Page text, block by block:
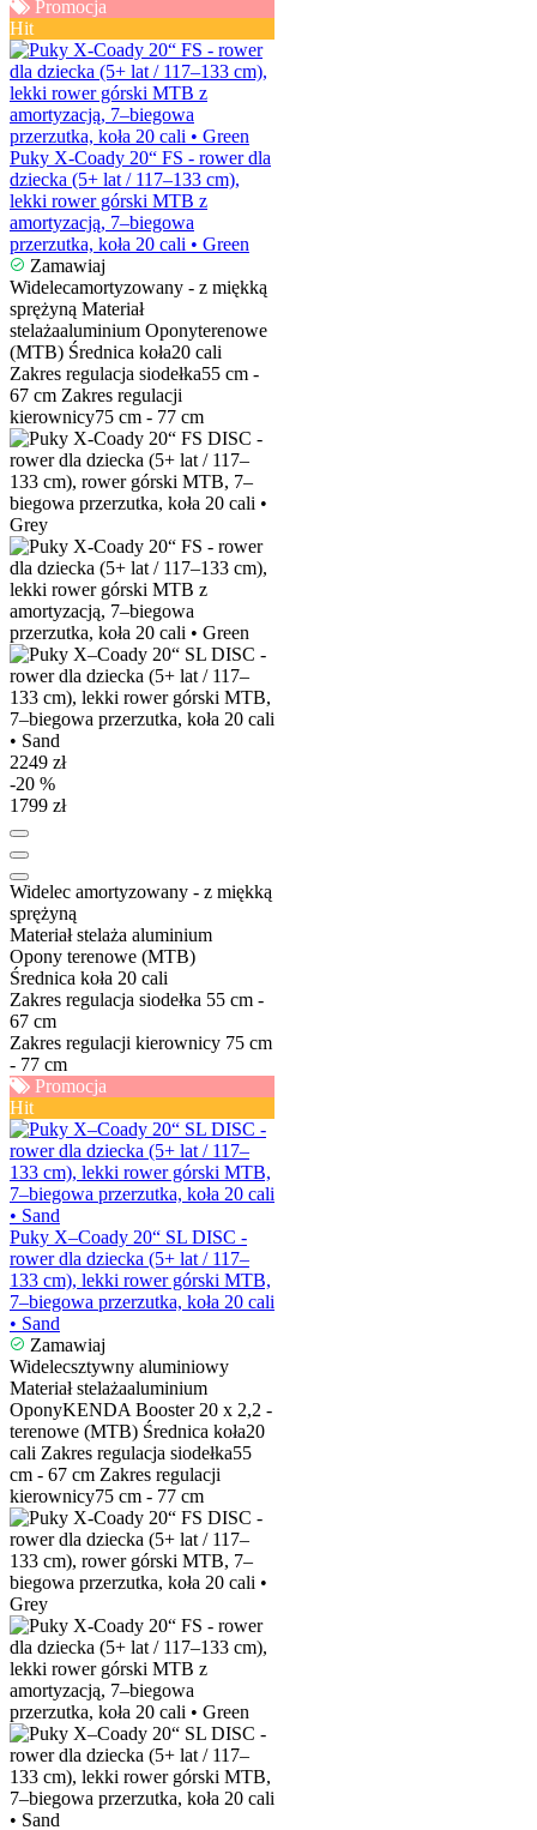
Promocja
Hit
Puky X-Coady 20“ FS - rower dla
dziecka (5+ lat / 117–133 cm),
lekki rower górski MTB z
amortyzacją, 7–biegowa
przerzutka, koła 20 cali • Green
Zamawiaj
Widelecamortyzowany - z miękką
sprężyną Materiał
stelażaaluminium Oponyterenowe
(MTB) Średnica koła20 cali
Zakres regulacja siodełka55 cm -
67 cm Zakres regulacji
kierownicy75 cm - 77 cm
2249 zł
-20 %
1799 zł
Widelec amortyzowany - z miękką
sprężyną
Materiał stelaża aluminium
Opony terenowe (MTB)
Średnica koła 20 cali
Zakres regulacja siodełka 55 cm -
67 cm
Zakres regulacji kierownicy 75 cm
- 77 cm
Promocja
Hit
Puky X–Coady 20“ SL DISC -
rower dla dziecka (5+ lat / 117–
133 cm), lekki rower górski MTB,
7–biegowa przerzutka, koła 20 cali
• Sand
Zamawiaj
Widelecsztywny aluminiowy
Materiał stelażaaluminium
OponyKENDA Booster 20 x 2,2 -
terenowe (MTB) Średnica koła20
cali Zakres regulacja siodełka55
cm - 67 cm Zakres regulacji
kierownicy75 cm - 77 cm